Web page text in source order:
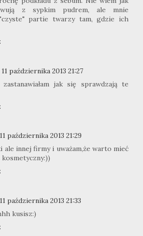
z sypkim pudrem, ale mnie
partie twarzy tam, gdzie ich
11 października 2013 21:27
jak się sprawdzają te
11 października 2013 21:29
ale innej firmy i uważam,że warto mieć
11 października 2013 21:33
kusisz:)